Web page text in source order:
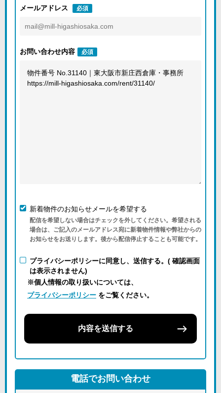
メールアドレス 必須
お問い合わせ内容 必須
新着物件のお知らせメールを希望する
配信を希望しない場合はチェックを外してください。希望される
場合は、ご記入のメールアドレス宛に新着物件情報や弊社からの
お知らせをお送りします。後から配信停止することも可能です。
プライバシーポリシーに同意し、送信する。( 確認画面
は表示されません)
※個人情報の取り扱いについては、
プライバシーポリシー をご覧ください。
内容を送信する
電話でお問い合わせ